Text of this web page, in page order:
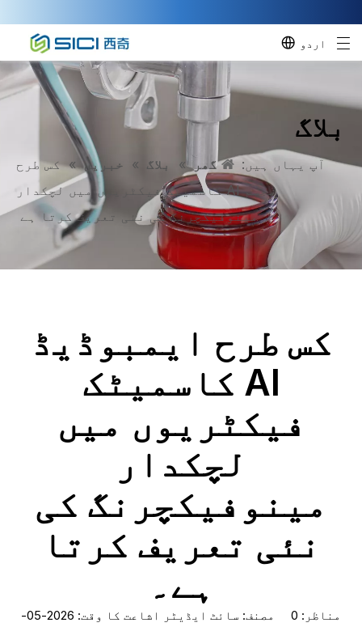
اردو
بلاگ
آپ یہاں ہیں: گھر » بلاگ » خبریں » کس طرح
مجسم AI کاسمیٹک فیکٹریوں میں لچکدار
مینوفیکچرنگ کی نئی تعریف کرتا ہے
کس طرح ایمبوڈیڈ
AI کاسمیٹک
فیکٹریوں میں
لچکدار
مینوفیکچرنگ کی
نئی تعریف کرتا
ہے۔
مناظر: 0
مصنف: سائٹ ایڈیٹر اشاعت کا وقت: 2026-05-